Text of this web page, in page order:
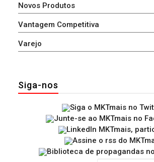
Novos Produtos
Vantagem Competitiva
Varejo
Siga-nos